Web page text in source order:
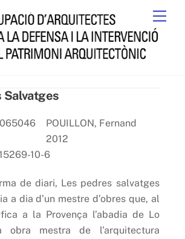
Salvatges
POUILLON, Fernand
2012
10-6
de diari, Les pedres salvatges
a dia d’un mestre d’obres que, al
a la Provença l’abadia de Lo
obra mestra de l’arquitectura